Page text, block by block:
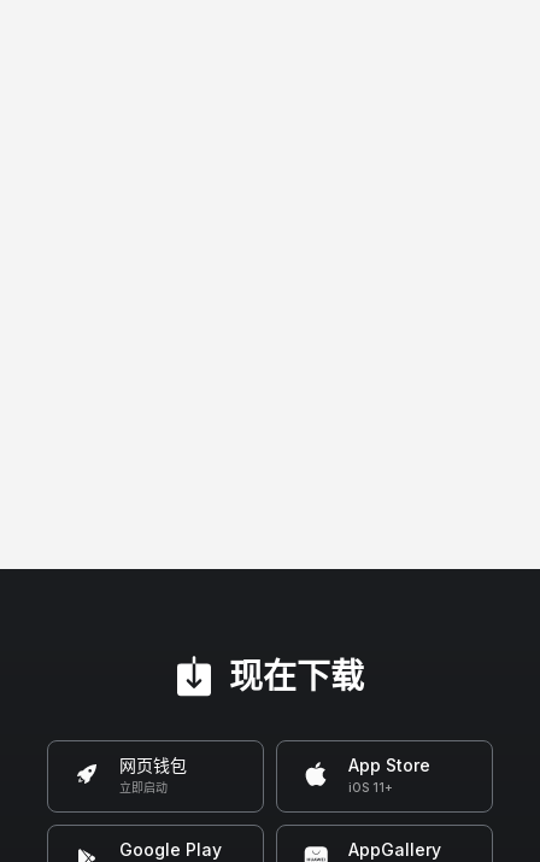
现在下载
网页钱包
立即启动
App Store
iOS 11+
Google Play AppGallery